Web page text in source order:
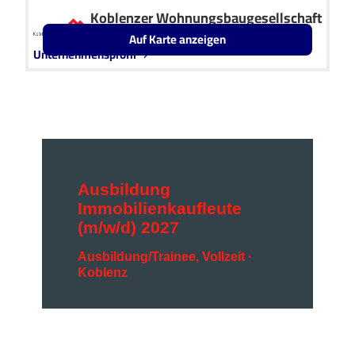
Koblenzer Wohnungsbaugesellschaft
Unternehmensprofil Leaflet OpenStreetMap2
Auf Karte anzeigen